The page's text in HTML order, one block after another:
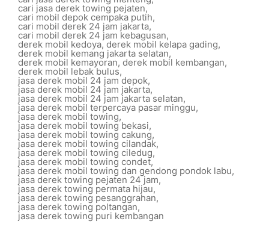
cari jasa derek towing pejaten,
cari mobil depok cempaka putih,
cari mobil derek 24 jam jakarta,
cari mobil derek 24 jam kebagusan,
derek mobil kedoya, derek mobil kelapa gading,
derek mobil kemang jakarta selatan,
derek mobil kemayoran, derek mobil kembangan,
derek mobil lebak bulus,
jasa derek mobil 24 jam depok,
jasa derek mobil 24 jam jakarta,
jasa derek mobil 24 jam jakarta selatan,
jasa derek mobil terpercaya pasar minggu,
jasa derek mobil towing,
jasa derek mobil towing bekasi,
jasa derek mobil towing cakung,
jasa derek mobil towing cilandak,
jasa derek mobil towing ciledug,
jasa derek mobil towing condet,
jasa derek mobil towing dan gendong pondok labu,
jasa derek towing pejaten 24 jam,
jasa derek towing permata hijau,
jasa derek towing pesanggrahan,
jasa derek towing poltangan,
jasa derek towing puri kembangan